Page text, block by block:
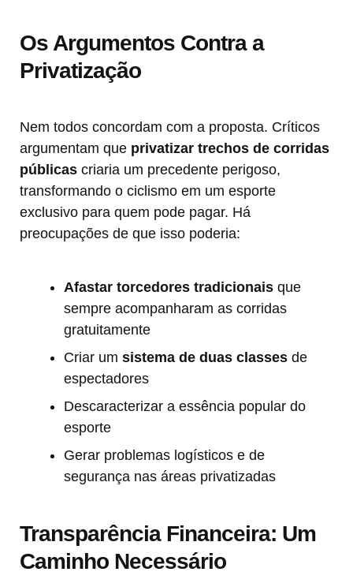
Os Argumentos Contra a
Privatização
Nem todos concordam com a proposta. Críticos
argumentam que privatizar trechos de corridas
públicas criaria um precedente perigoso,
transformando o ciclismo em um esporte
exclusivo para quem pode pagar. Há
preocupações de que isso poderia:
Afastar torcedores tradicionais que
sempre acompanharam as corridas
gratuitamente
Criar um sistema de duas classes de
espectadores
Descaracterizar a essência popular do
esporte
Gerar problemas logísticos e de
segurança nas áreas privatizadas
Transparência Financeira: Um
Caminho Necessário